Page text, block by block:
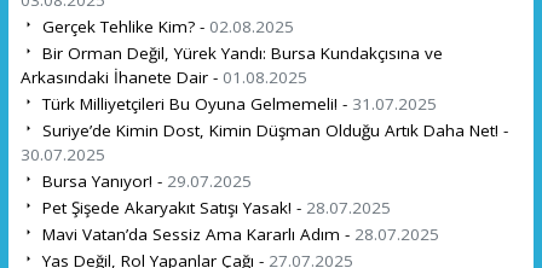
Gerçek Tehlike Kim? - 02.08.2025
Bir Orman Değil, Yürek Yandı: Bursa Kundakçısına ve
Arkasındaki İhanete Dair - 01.08.2025
Türk Milliyetçileri Bu Oyuna Gelmemeli! - 31.07.2025
Suriye’de Kimin Dost, Kimin Düşman Olduğu Artık Daha Net! -
30.07.2025
Bursa Yanıyor! - 29.07.2025
Pet Şişede Akaryakıt Satışı Yasak! - 28.07.2025
Mavi Vatan’da Sessiz Ama Kararlı Adım - 28.07.2025
Yas Değil, Rol Yapanlar Çağı - 27.07.2025